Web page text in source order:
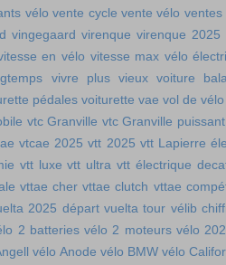
vélo vente cycle vente vélo ventes
vingegaard virenque virenque 2025
en vélo vitesse max vélo
vivre plus vieux voiture
pédales voiturette vae vol de
vtc Granville vtc Granville puissant
vtcae 2025 vtt 2025 vtt Lapierre
vtt luxe vtt ultra vtt électrique
vttae cher vttae clutch vttae
2025 départ vuelta tour vélib
2 batteries vélo 2 moteurs vélo
vélo Anode vélo BMW vélo